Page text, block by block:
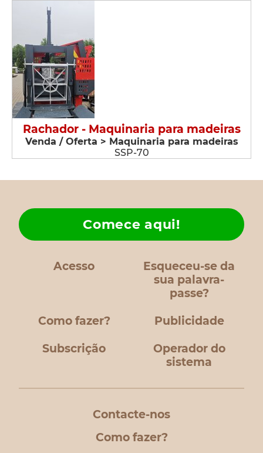
Rachador - Maquinaria para madeiras
Venda / Oferta > Maquinaria para madeiras
SSP-70
Acesso
Esqueceu-se da
sua palavra-
passe?
Como fazer?
Comece aqui!
Publicidade
Subscrição
Operador do
sistema
Contacte-nos
Como fazer?